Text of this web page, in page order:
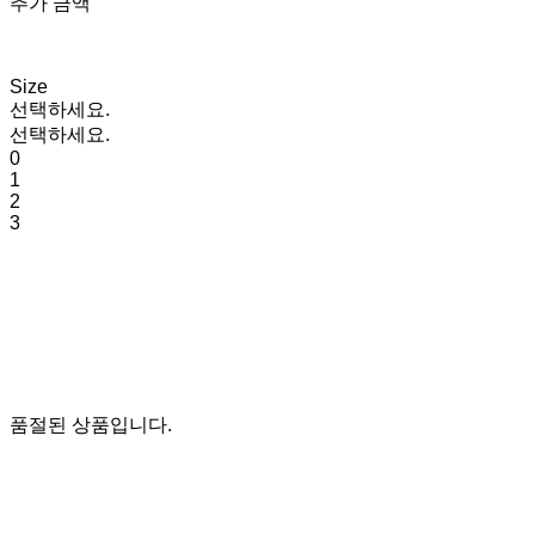
Size
선택하세요.
선택하세요.
0
1
2
3
품절된 상품입니다.